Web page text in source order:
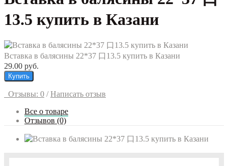
13.5 купить в Казани
Вставка в балясины 22*37 口13.5 купить в Казани
29.00 руб.
Купить
Отзывы: 0 / Написать отзыв
Все о товаре
Отзывов (0)